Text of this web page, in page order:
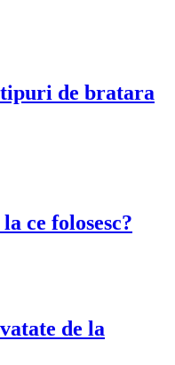
de bratara
ce folosesc?
de la